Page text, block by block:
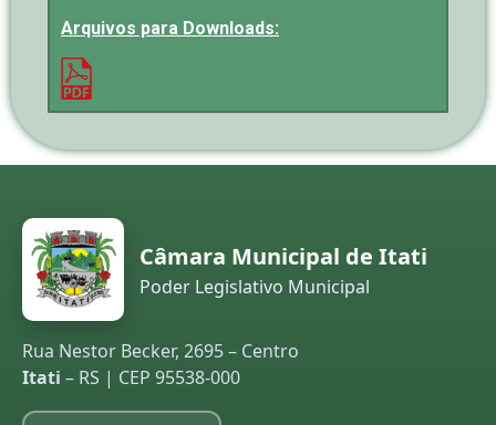
Arquivos para Downloads:
Câmara Municipal de Itati
Poder Legislativo Municipal
Rua Nestor Becker, 2695 – Centro
Itati – RS | CEP 95538-000